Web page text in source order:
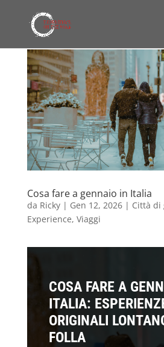
Cosa fare a gennaio in Italia
da Ricky| Gen 12, 2026| Città di
Experience, Viaggi
COSA FARE A
ITALIA:
ORIGINALI
FOLLA